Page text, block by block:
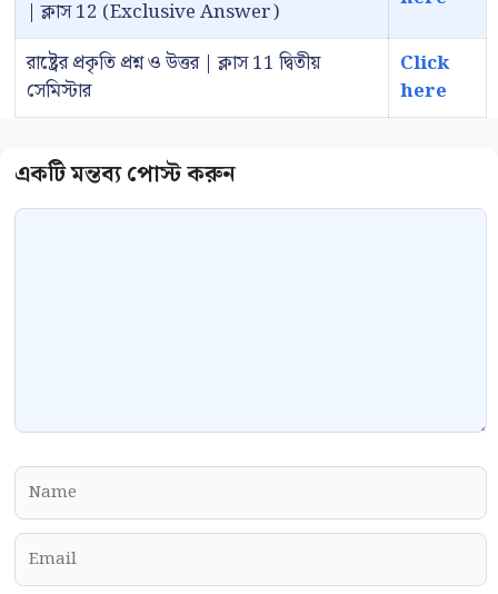
| ক্লাস 12 (Exclusive Answer)
রাষ্ট্রের প্রকৃতি প্রশ্ন ও উত্তর | ক্লাস 11 দ্বিতীয়
সেমিস্টার
Click
here
Comment
Name
Email